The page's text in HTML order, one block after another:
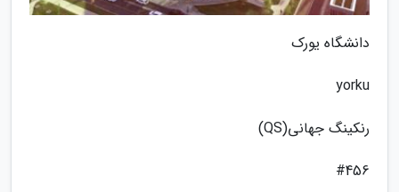
دانشگاه یورک
yorku
رنکینگ جهانی(QS)
#456